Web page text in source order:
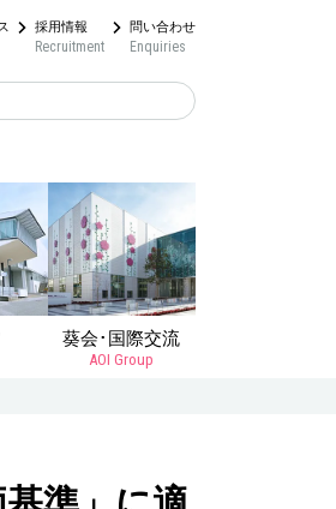
採用情報
Recruitment
問い合わせ
Enquiries
葵会･国際交流
AOI Group